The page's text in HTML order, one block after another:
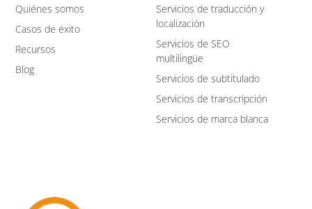
Servicios de traducción y
localización
Servicios de SEO
multilingüe
Servicios de subtitulado
Servicios de transcripción
Servicios de marca blanca
Quiénes somos
Casos de éxito
Recursos
Blog